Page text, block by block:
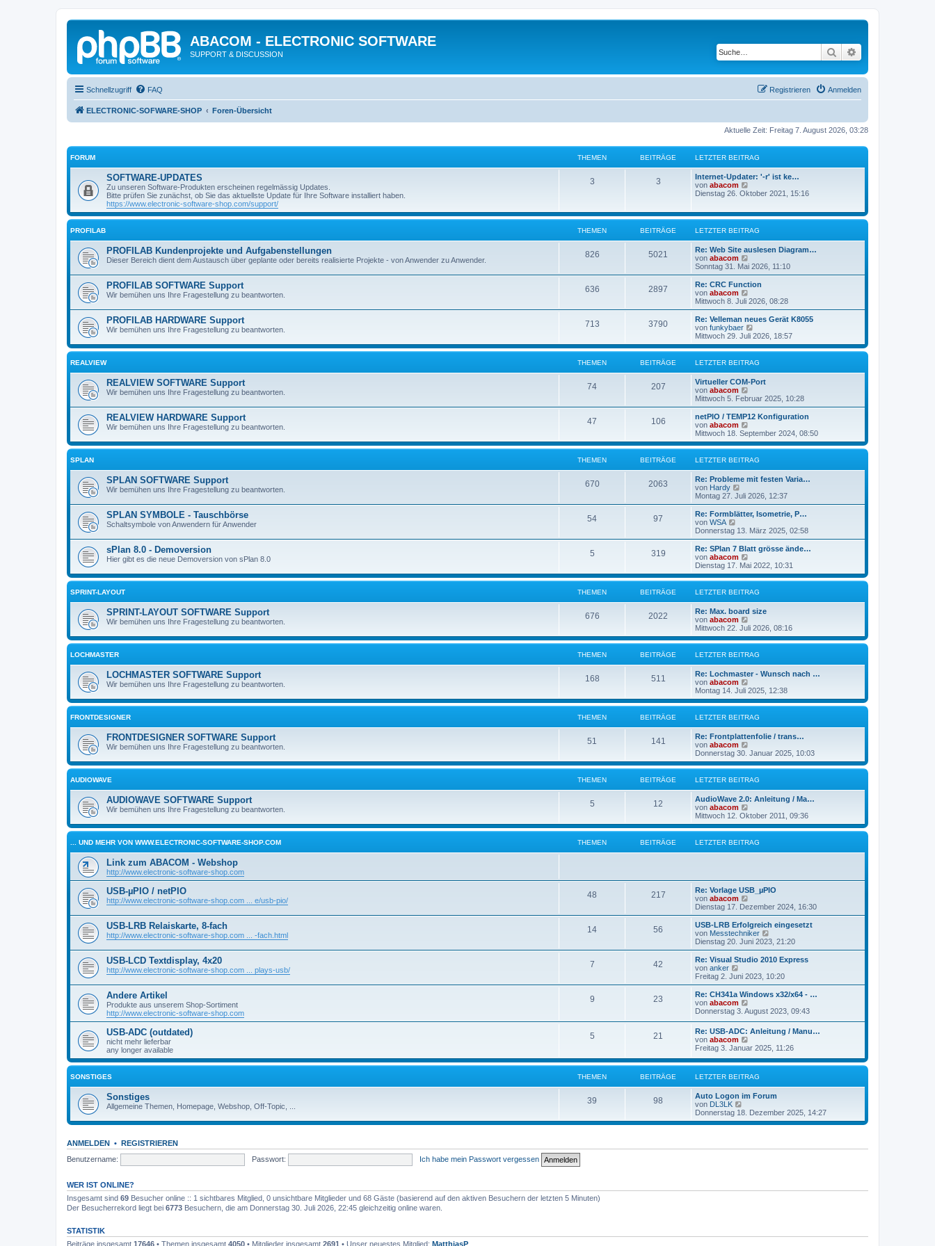
ABACOM - ELECTRONIC SOFTWARE
SUPPORT & DISCUSSION Suche
Schnellzugriff FAQ Anmelden
Registrieren
ELECTRONIC-SOFWARE-SHOP Foren-Übersicht
Aktuelle Zeit: Freitag 7. August 2026, 03:28
FORUM THEMEN BEITRÄGE LETZTER BEITRAG
SOFTWARE-UPDATES
Zu unseren Software-Produkten erscheinen regelmässig Updates.
Bitte prüfen Sie zunächst, ob Sie das aktuellste Update für Ihre Software installiert haben.
https://www.electronic-software-shop.com/support/
3 3
Internet-Updater: '-r' ist ke…
von abacom
e
s
e
r
B
i
t
r
g
Dienstag 26. Oktober 2021, 15:16
PROFILAB THEMEN BEITRÄGE LETZTER BEITRAG
PROFILAB Kundenprojekte und Aufgabenstellungen
Dieser Bereich dient dem Austausch über geplante oder bereits realisierte Projekte - von Anwender zu Anwender.
826 5021
Re: Web Site auslesen Diagram…
von abacom
e
u
e
t
B
e
i
t
a
g
Sonntag 31. Mai 2026, 11:10
PROFILAB SOFTWARE Support
Wir bemühen uns Ihre Fragestellung zu beantworten.
636 2897
Re: CRC Function
von abacom
e
u
e
s
t
r
B
e
i
t
a
g
Mittwoch 8. Juli 2026, 08:28
PROFILAB HARDWARE Support
Wir bemühen uns Ihre Fragestellung zu beantworten.
713 3790
Re: Velleman neues Gerät K8055
von funkybaer
e
u
e
s
r
e
i
t
a
g
Mittwoch 29. Juli 2026, 18:57
REALVIEW THEMEN BEITRÄGE LETZTER BEITRAG
REALVIEW SOFTWARE Support
Wir bemühen uns Ihre Fragestellung zu beantworten.
74 207
Virtueller COM-Port
von abacom
e
u
e
t
e
r
B
e
i
t
a
g
Mittwoch 5. Februar 2025, 10:28
REALVIEW HARDWARE Support
Wir bemühen uns Ihre Fragestellung zu beantworten.
47 106
netPIO / TEMP12 Konfiguration
von abacom
e
u
e
s
r
e
i
t
a
g
Mittwoch 18. September 2024, 08:50
SPLAN THEMEN BEITRÄGE LETZTER BEITRAG
SPLAN SOFTWARE Support
Wir bemühen uns Ihre Fragestellung zu beantworten.
670 2063
Re: Probleme mit festen Varia…
von Hardy
e
u
e
t
r
B
e
i
t
a
g
Montag 27. Juli 2026, 12:37
SPLAN SYMBOLE - Tauschbörse
Schaltsymbole von Anwendern für Anwender
54 97
Re: Formblätter, Isometrie, P…
von WSA
e
u
e
s
r
B
e
i
t
r
a
g
Donnerstag 13. März 2025, 02:58
sPlan 8.0 - Demoversion
Hier gibt es die neue Demoversion von sPlan 8.0
5 319
Re: SPlan 7 Blatt grösse ände…
von abacom
e
u
e
s
r
e
i
r
a
g
Dienstag 17. Mai 2022, 10:31
SPRINT-LAYOUT THEMEN BEITRÄGE LETZTER BEITRAG
SPRINT-LAYOUT SOFTWARE Support
Wir bemühen uns Ihre Fragestellung zu beantworten.
676 2022
Re: Max. board size
von abacom
e
u
e
s
r
e
i
r
a
g
Mittwoch 22. Juli 2026, 08:16
LOCHMASTER THEMEN BEITRÄGE LETZTER BEITRAG
LOCHMASTER SOFTWARE Support
Wir bemühen uns Ihre Fragestellung zu beantworten.
168 511
Re: Lochmaster - Wunsch nach …
von abacom
e
u
e
s
r
e
i
r
a
g
Montag 14. Juli 2025, 12:38
FRONTDESIGNER THEMEN BEITRÄGE LETZTER BEITRAG
FRONTDESIGNER SOFTWARE Support
Wir bemühen uns Ihre Fragestellung zu beantworten.
51 141
Re: Frontplattenfolie / trans…
von abacom
e
u
e
s
r
e
i
r
a
Donnerstag 30. Januar 2025, 10:03
AUDIOWAVE THEMEN BEITRÄGE LETZTER BEITRAG
AUDIOWAVE SOFTWARE Support
Wir bemühen uns Ihre Fragestellung zu beantworten.
5 12
AudioWave 2.0: Anleitung / Ma…
von abacom
e
u
e
s
e
i
r
a
g
Mittwoch 12. Oktober 2011, 09:36
... UND MEHR VON WWW.ELECTRONIC-SOFTWARE-SHOP.COM THEMEN BEITRÄGE LETZTER BEITRAG
Link zum ABACOM - Webshop
http://www.electronic-software-shop.com
USB-µPIO / netPIO
http://www.electronic-software-shop.com ... e/usb-pio/
48 217
Re: Vorlage USB_µPIO
von abacom
e
u
e
s
t
r
B
e
i
r
g
Dienstag 17. Dezember 2024, 16:30
USB-LRB Relaiskarte, 8-fach
http://www.electronic-software-shop.com ... -fach.html
14 56
USB-LRB Erfolgreich eingesetzt
von Messtechniker
e
u
e
t
B
e
i
t
r
g
Dienstag 20. Juni 2023, 21:20
USB-LCD Textdisplay, 4x20
http://www.electronic-software-shop.com ... plays-usb/
7 42
Re: Visual Studio 2010 Express
von anker
e
u
e
s
t
B
e
i
t
r
a
Freitag 2. Juni 2023, 10:20
Andere Artikel
Produkte aus unserem Shop-Sortiment
http://www.electronic-software-shop.com
9 23
Re: CH341a Windows x32/x64 - …
von abacom
e
e
s
e
r
B
e
i
t
a
Donnerstag 3. August 2023, 09:43
USB-ADC (outdated)
nicht mehr lieferbar
any longer available
5 21
Re: USB-ADC: Anleitung / Manu…
von abacom
e
e
t
e
r
e
i
a
Freitag 3. Januar 2025, 11:26
SONSTIGES THEMEN BEITRÄGE LETZTER BEITRAG
Sonstiges
Allgemeine Themen, Homepage, Webshop, Off-Topic, ...
39 98
Auto Logon im Forum
von DL3LK
e
u
Donnerstag 18. Dezember 2025, 14:27
ANMELDEN • REGISTRIEREN
Benutzername:
Passwort: Ich habe mein Passwort vergessen
WER IST ONLINE?
Insgesamt sind 69 Besucher online :: 1 sichtbares Mitglied, 0 unsichtbare Mitglieder und 68 Gäste (basierend auf den aktiven Besuchern der letzten 5 Minuten)
Der Besucherrekord liegt bei 6773 Besuchern, die am Donnerstag 30. Juli 2026, 22:45 gleichzeitig online waren.
STATISTIK
Beiträge insgesamt 17646 • Themen insgesamt 4050 • Mitglieder insgesamt 2691 • Unser neuestes Mitglied: MatthiasP